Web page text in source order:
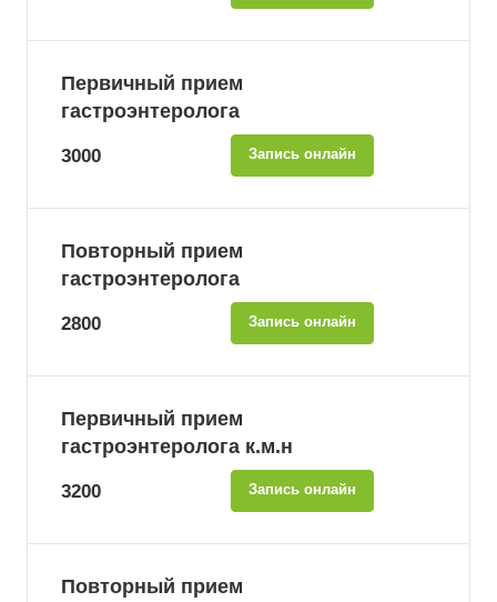
Первичный прием
гастроэнтеролога
3000 Запись онлайн
Повторный прием
гастроэнтеролога
2800 Запись онлайн
Первичный прием
гастроэнтеролога к.м.н
3200 Запись онлайн
Повторный прием